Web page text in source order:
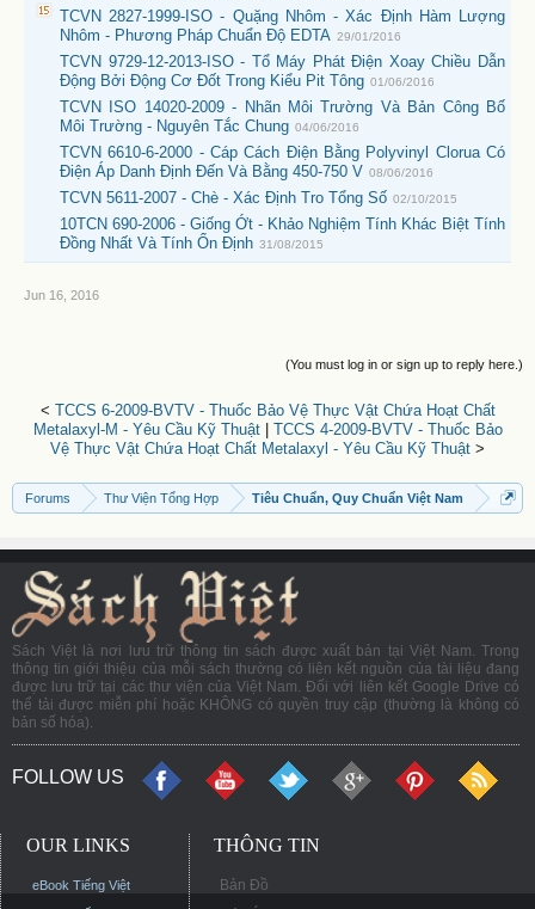
TCVN 2827-1999-ISO - Quặng Nhôm - Xác Định Hàm Lượng
Nhôm - Phương Pháp Chuẩn Độ EDTA 29/01/2016
TCVN 9729-12-2013-ISO - Tổ Máy Phát Điện Xoay Chiều Dẫn
Động Bởi Động Cơ Đốt Trong Kiểu Pit Tông 01/06/2016
TCVN ISO 14020-2009 - Nhãn Môi Trường Và Bản Công Bố
Môi Trường - Nguyên Tắc Chung 04/06/2016
TCVN 6610-6-2000 - Cáp Cách Điện Bằng Polyvinyl Clorua Có
Điện Áp Danh Định Đến Và Bằng 450-750 V 08/06/2016
TCVN 5611-2007 - Chè - Xác Định Tro Tổng Số 02/10/2015
10TCN 690-2006 - Giống Ớt - Khảo Nghiệm Tính Khác Biệt Tính
Đồng Nhất Và Tính Ổn Định 31/08/2015
Jun 16, 2016
(You must log in or sign up to reply here.)
< TCCS 6-2009-BVTV - Thuốc Bảo Vệ Thực Vật Chứa Hoạt Chất
Metalaxyl-M - Yêu Cầu Kỹ Thuật| TCCS 4-2009-BVTV - Thuốc Bảo
Vệ Thực Vật Chứa Hoạt Chất Metalaxyl - Yêu Cầu Kỹ Thuật >
Forums Thư Viện Tổng Hợp Tiêu Chuẩn, Quy Chuẩn Việt Nam
Sách Việt là nơi lưu trữ thông tin sách được xuất bản tại Việt Nam. Trong
thông tin giới thiệu của mỗi sách thường có liên kết nguồn của tài liệu đang
được lưu trữ tại các thư viện của Việt Nam. Đối với liên kết Google Drive có
thể tải được miễn phí hoặc KHÔNG có quyền truy cập (thường là không có
bản số hóa).
FOLLOW US
OUR LINKS
eBook Tiếng Việt
THÔNG TIN
Bản Đồ